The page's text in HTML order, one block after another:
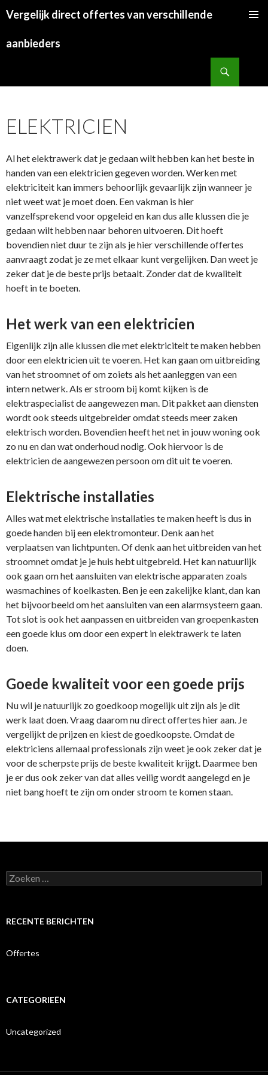
Vergelijk direct offertes van verschillende
aanbieders
CONTENT
ELEKTRICIEN
Al het elektrawerk dat je gedaan wilt hebben kan het beste in
handen van een elektricien gegeven worden. Werken met
elektriciteit kan immers behoorlijk gevaarlijk zijn wanneer je
niet weet wat je moet doen. Een vakman is hier
vanzelfsprekend voor opgeleid en kan dus alle klussen die je
gedaan wilt hebben naar behoren uitvoeren. Dit hoeft
bovendien niet duur te zijn als je hier verschillende offertes
aanvraagt zodat je ze met elkaar kunt vergelijken. Dan weet je
zeker dat je de beste prijs betaalt. Zonder dat de kwaliteit
hoeft in te boeten.
Het werk van een elektricien
Eigenlijk zijn alle klussen die met elektriciteit te maken hebben
door een elektricien uit te voeren. Het kan gaan om uitbreiding
van het stroomnet of om zoiets als het aanleggen van een
intern netwerk. Als er stroom bij komt kijken is de
elektraspecialist de aangewezen man. Dit pakket aan diensten
wordt ook steeds uitgebreider omdat steeds meer zaken
elektrisch worden. Bovendien heeft het net in jouw woning ook
zo nu en dan wat onderhoud nodig. Ook hiervoor is de
elektricien de aangewezen persoon om dit uit te voeren.
Elektrische installaties
Alles wat met elektrische installaties te maken heeft is dus in
goede handen bij een elektromonteur. Denk aan het
verplaatsen van lichtpunten. Of denk aan het uitbreiden van het
stroomnet omdat je je huis hebt uitgebreid. Het kan natuurlijk
ook gaan om het aansluiten van elektrische apparaten zoals
wasmachines of koelkasten. Ben je een zakelijke klant, dan kan
het bijvoorbeeld om het aansluiten van een alarmsysteem gaan.
Tot slot is ook het aanpassen en uitbreiden van groepenkasten
een goede klus om door een expert in elektrawerk te laten
doen.
Goede kwaliteit voor een goede prijs
Nu wil je natuurlijk zo goedkoop mogelijk uit zijn als je dit
werk laat doen. Vraag daarom nu direct offertes hier aan. Je
vergelijkt de prijzen en kiest de goedkoopste. Omdat de
elektriciens allemaal professionals zijn weet je ook zeker dat je
voor de scherpste prijs de beste kwaliteit krijgt. Daarmee ben
je er dus ook zeker van dat alles veilig wordt aangelegd en je
niet bang hoeft te zijn om onder stroom te komen staan.
Zoeken
naar:
RECENTE BERICHTEN
Offertes
CATEGORIEËN
Uncategorized